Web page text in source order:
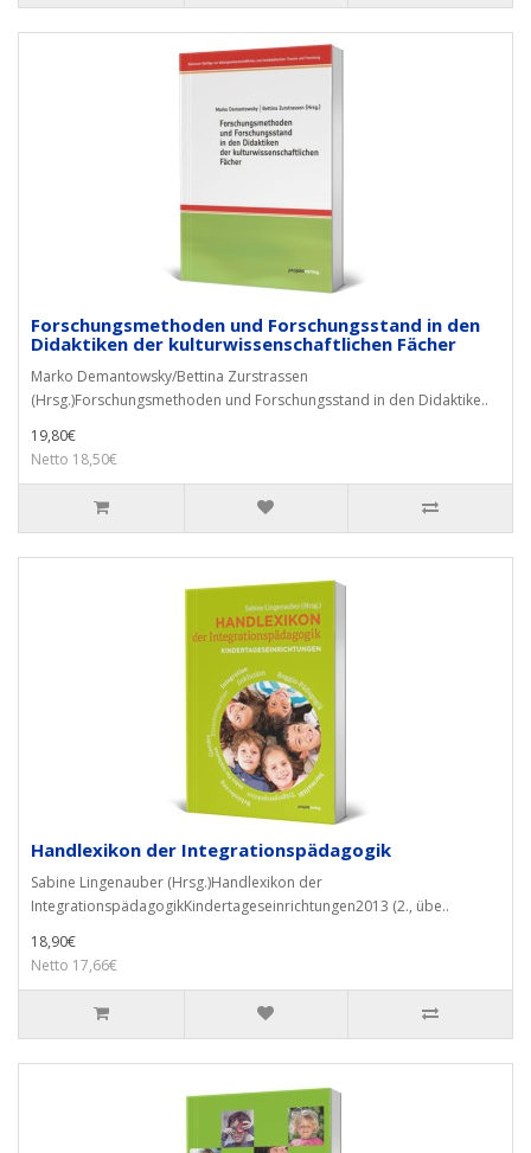
Forschungsmethoden und Forschungsstand in den
Didaktiken der kulturwissenschaftlichen Fächer
Marko Demantowsky/Bettina Zurstrassen
(Hrsg.)Forschungsmethoden und Forschungsstand in den Didaktike..
19,80€
Netto 18,50€
Handlexikon der Integrationspädagogik
Sabine Lingenauber (Hrsg.)Handlexikon der
IntegrationspädagogikKindertageseinrichtungen2013 (2., übe..
18,90€
Netto 17,66€